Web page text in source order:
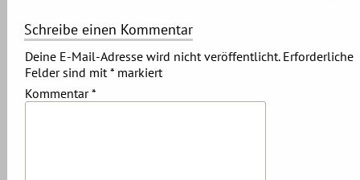
Schreibe einen Kommentar
Deine E-Mail-Adresse wird nicht veröffentlicht. Erforderliche
Felder sind mit*markiert
Kommentar*